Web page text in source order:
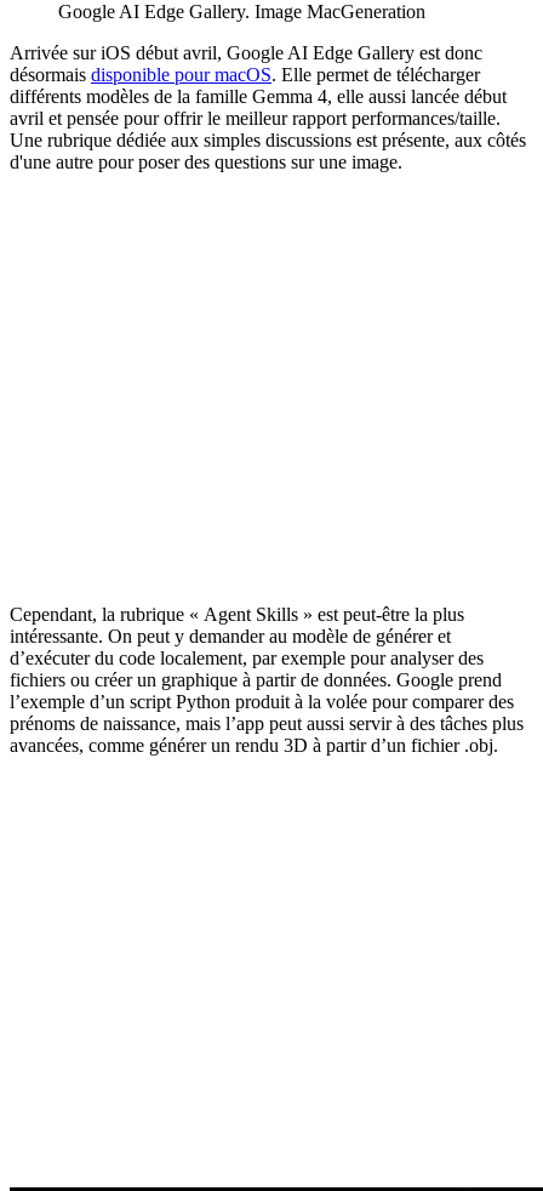
Google AI Edge Gallery. Image MacGeneration
Arrivée sur iOS début avril, Google AI Edge Gallery est donc
désormais disponible pour macOS. Elle permet de télécharger
différents modèles de la famille Gemma 4, elle aussi lancée début
avril et pensée pour offrir le meilleur rapport performances/taille.
Une rubrique dédiée aux simples discussions est présente, aux côtés
d'une autre pour poser des questions sur une image.
Cependant, la rubrique « Agent Skills » est peut-être la plus
intéressante. On peut y demander au modèle de générer et
d’exécuter du code localement, par exemple pour analyser des
fichiers ou créer un graphique à partir de données. Google prend
l’exemple d’un script Python produit à la volée pour comparer des
prénoms de naissance, mais l’app peut aussi servir à des tâches plus
avancées, comme générer un rendu 3D à partir d’un fichier .obj.